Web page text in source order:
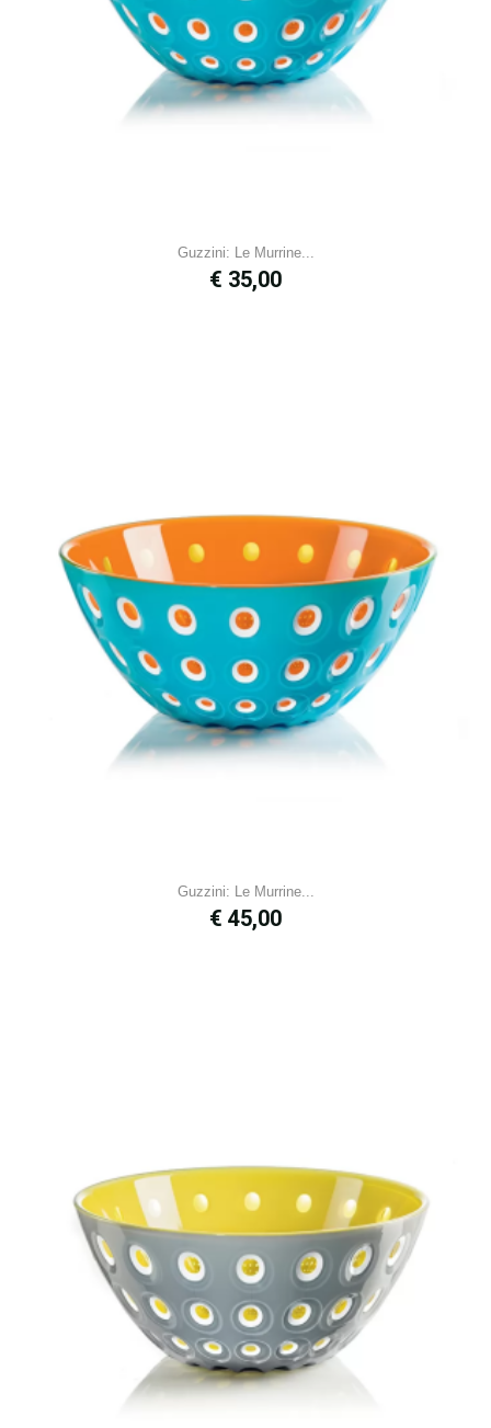
Guzzini: Le Murrine...
Prijs
€ 35,00
Guzzini: Le Murrine...
Prijs
€ 45,00